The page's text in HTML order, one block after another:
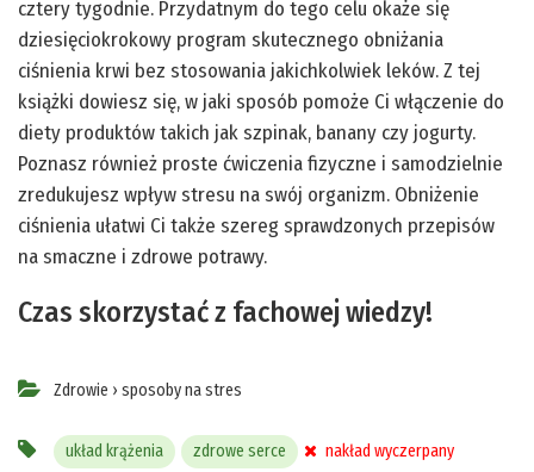
cztery tygodnie. Przydatnym do tego celu okaże się
dziesięciokrokowy program skutecznego obniżania
ciśnienia krwi bez stosowania jakichkolwiek leków. Z tej
książki dowiesz się, w jaki sposób pomoże Ci włączenie do
diety produktów takich jak szpinak, banany czy jogurty.
Poznasz również proste ćwiczenia fizyczne i samodzielnie
zredukujesz wpływ stresu na swój organizm. Obniżenie
ciśnienia ułatwi Ci także szereg sprawdzonych przepisów
na smaczne i zdrowe potrawy.
Czas skorzystać z fachowej wiedzy!
Zdrowie › sposoby na stres
układ krążenia zdrowe serce nakład wyczerpany